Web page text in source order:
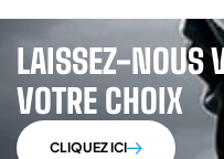
LAISSEZ-NOUS
VOTRE CHOIX
CLIQUEZ ICI